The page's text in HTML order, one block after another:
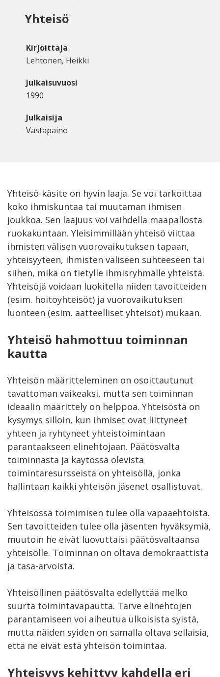
Yhteisö
Kirjoittaja
Lehtonen, Heikki
Julkaisuvuosi
1990
Julkaisija
Vastapaino
Yhteisö-käsite on hyvin laaja. Se voi tarkoittaa
koko ihmiskuntaa tai muutaman ihmisen
joukkoa. Sen laajuus voi vaihdella maapallosta
ruokakuntaan. Yleisimmillään yhteisö viittaa
ihmisten välisen vuorovaikutuksen tapaan,
yhteisyyteen, ihmisten väliseen suhteeseen tai
siihen, mikä on tietylle ihmisryhmälle yhteistä.
Yhteisöjä voidaan luokitella niiden tavoitteiden
(esim. hoitoyhteisöt) ja vuorovaikutuksen
luonteen (esim. aatteelliset yhteisöt) mukaan.
Yhteisö hahmottuu toiminnan
kautta
Yhteisön määritteleminen on osoittautunut
tavattoman vaikeaksi, mutta sen toiminnan
ideaalin määrittely on helppoa. Yhteisöstä on
kysymys silloin, kun ihmiset ovat liittyneet
yhteen ja ryhtyneet yhteistoimintaan
parantaakseen elinehtojaan. Päätösvalta
toiminnasta ja käytössä olevista
toimintaresursseista on yhteisöllä, jonka
hallintaan kaikki yhteisön jäsenet osallistuvat.
Yhteisössä toimimisen tulee olla vapaaehtoista.
Sen tavoitteiden tulee olla jäsenten hyväksymiä,
muutoin he eivät luovuttaisi päätösvaltaansa
yhteisölle. Toiminnan on oltava demokraattista
ja tasa-arvoista.
Yhteisöllinen päätösvalta edellyttää melko
suurta toimintavapautta. Tarve elinehtojen
parantamiseen voi aiheutua ulkoisista syistä,
mutta näiden syiden on samalla oltava sellaisia,
että ne eivät estä yhteisön toimintaa.
Yhteisyys kehittyy kahdella eri